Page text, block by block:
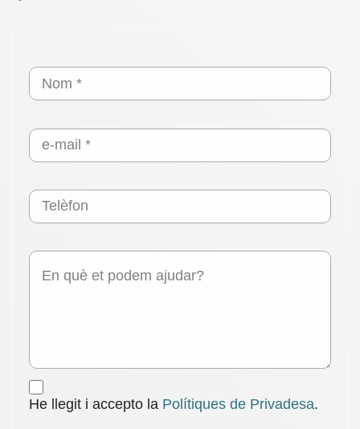
He llegit i accepto la Polítiques de Privadesa.